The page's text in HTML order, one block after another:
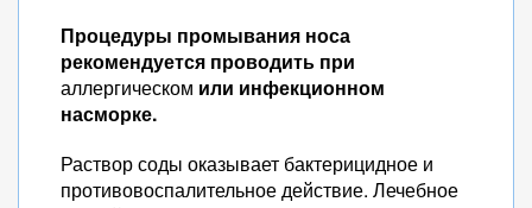
Процедуры промывания носа
рекомендуется проводить при
аллергическом или инфекционном
насморке.
Раствор соды оказывает бактерицидное и
противовоспалительное действие. Лечебное